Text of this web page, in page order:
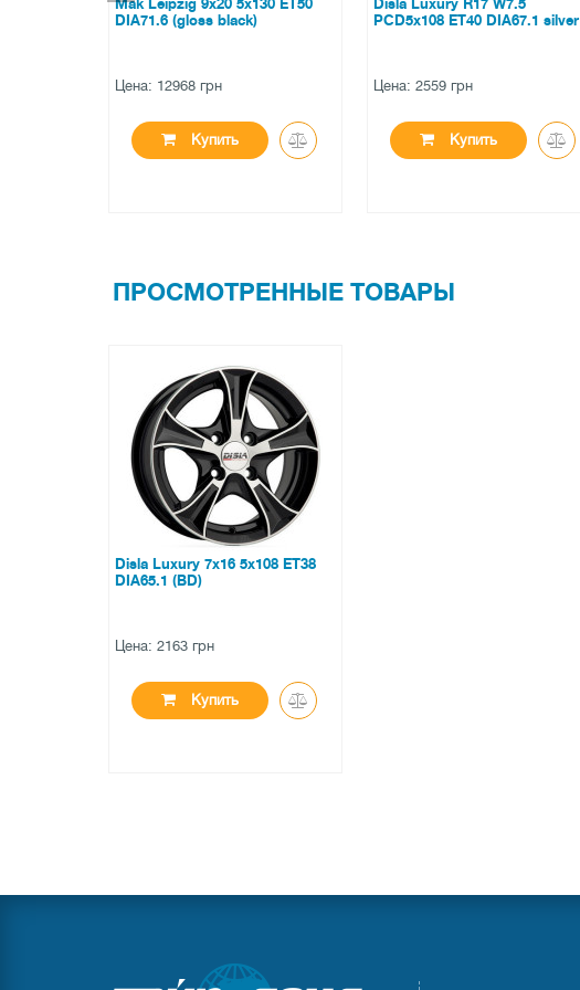
Mak Leipzig 9x20 5x130 ET50
DIA71.6 (gloss black)
Цена: 12968 грн
Купить
Disla Luxury R17 W7.5
PCD5x108 ET40 DIA67.1 silver
Цена: 2559 грн
Купить
ПРОСМОТРЕННЫЕ ТОВАРЫ
Disla Luxury 7x16 5x108 ET38
DIA65.1 (BD)
Цена: 2163 грн
Купить